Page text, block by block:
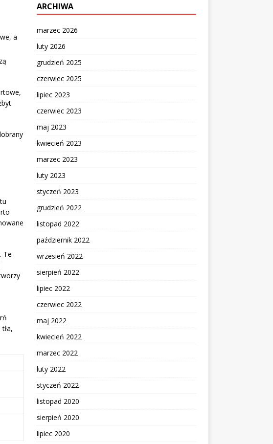
a
. Te
ARCHIWA
marzec 2026
luty 2026
grudzień 2025
czerwiec 2025
lipiec 2023
czerwiec 2023
maj 2023
kwiecień 2023
marzec 2023
luty 2023
styczeń 2023
grudzień 2022
listopad 2022
październik 2022
wrzesień 2022
sierpień 2022
lipiec 2022
czerwiec 2022
maj 2022
kwiecień 2022
marzec 2022
luty 2022
styczeń 2022
listopad 2020
sierpień 2020
lipiec 2020